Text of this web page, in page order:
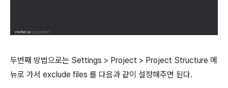
두번째 방법으로는 Settings > Project > Project Structure 메
뉴로 가서 exclude files 를 다음과 같이 설정해주면 된다.